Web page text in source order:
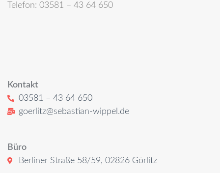
Telefon: 03581 – 43 64 650
Kontakt
03581 – 43 64 650
goerlitz@sebastian-wippel.de
Büro
Berliner Straße 58/59, 02826 Görlitz